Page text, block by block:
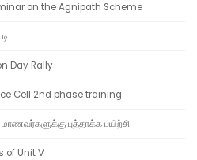
on the Agnipath Scheme
Day Rally
Cell 2nd phase training
புத்தாக்க பயிற்சி
of Unit V